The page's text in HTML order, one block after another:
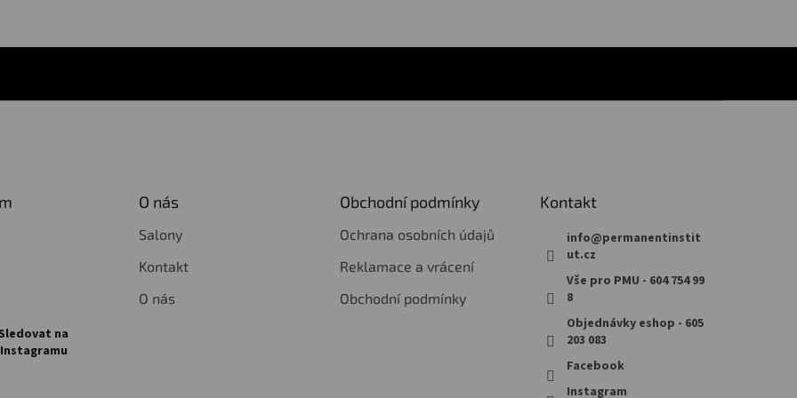
Sledovat na
Instagramu
O nás
Salony
Kontakt
O nás
Obchodní podmínky
Ochrana osobních údajů
Reklamace a vrácení
Obchodní podmínky
Kontakt
info@permanentinstit
ut.cz
Vše pro PMU - 604 754 99
8
Objednávky eshop - 605
203 083
Facebook
Instagram